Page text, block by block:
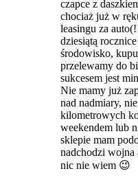
czapce z
chociaż już w
leasingu za
dziesiątą
środowisko,
przelewamy do
sukcesem jest
Nie mamy już
nad nadmiary,
kilometrowych
weekendem lub
sklepie mam
nadchodzi
nic nie wiem 😉